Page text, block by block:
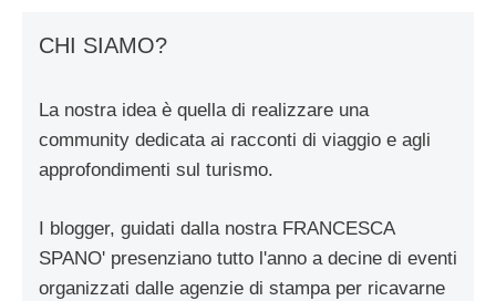
CHI SIAMO?
La nostra idea è quella di realizzare una
community dedicata ai racconti di viaggio e agli
approfondimenti sul turismo.
I blogger, guidati dalla nostra FRANCESCA
SPANO' presenziano tutto l'anno a decine di eventi
organizzati dalle agenzie di stampa per ricavarne